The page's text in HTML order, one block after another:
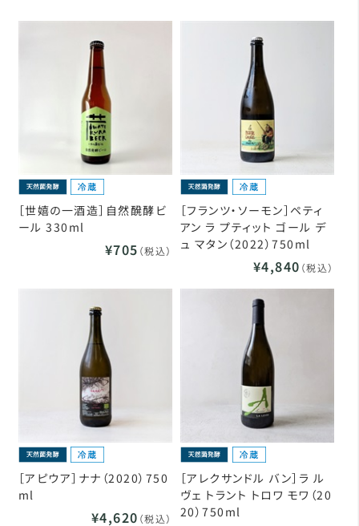
［世嬉の一酒造］自然醗酵ビ
ール 330ml
¥705 （税込）
［フランツ・ソーモン］ペティ
アン ラ プティット ゴール デ
ュ マタン（2022）750ml
¥4,840 （税込）
［アピウア］ナナ（2020）750
ml
¥4,620 （税込）
［アレクサンドル バン］ラ ル
ヴェ トラント トロワ モワ（20
20）750ml